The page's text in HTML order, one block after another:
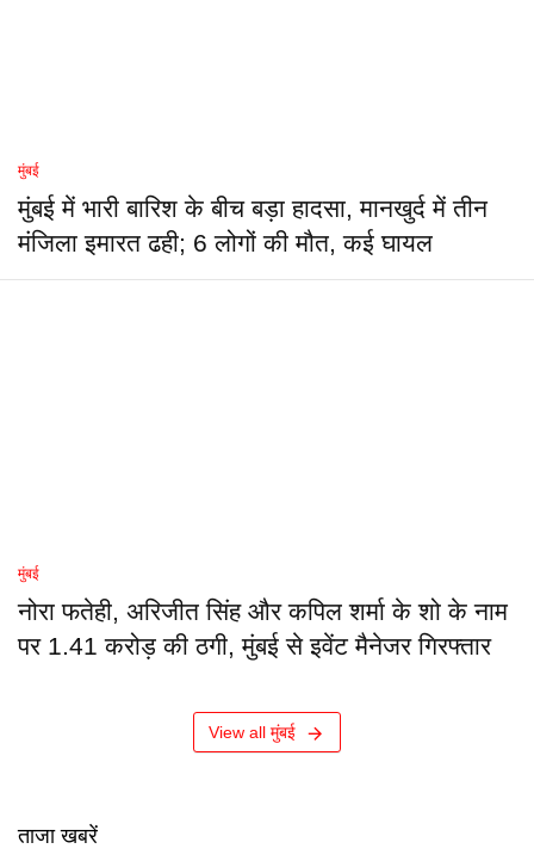
मुंबई
मुंबई में भारी बारिश के बीच बड़ा हादसा, मानखुर्द में तीन
मंजिला इमारत ढही; 6 लोगों की मौत, कई घायल
मुंबई
नोरा फतेही, अरिजीत सिंह और कपिल शर्मा के शो के नाम
पर 1.41 करोड़ की ठगी, मुंबई से इवेंट मैनेजर गिरफ्तार
View all मुंबई
ताजा खबरें